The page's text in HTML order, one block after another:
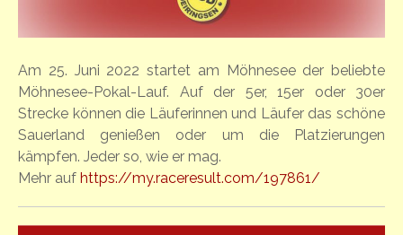
Am 25. Juni 2022 startet am Möhnesee der beliebte
Möhnesee-Pokal-Lauf. Auf der 5er, 15er oder 30er
Strecke können die Läuferinnen und Läufer das schöne
Sauerland genießen oder um die Platzierungen
kämpfen. Jeder so, wie er mag.
Mehr auf https://my.raceresult.com/197861/